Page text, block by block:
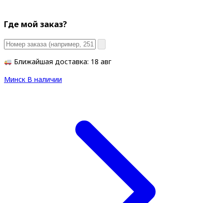
Где мой заказ?
Ближайшая доставка: 18 авг
Минск В наличии